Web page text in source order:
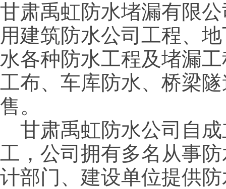
甘肃禹虹防水堵漏有限
用建筑防水公司工程、
水各种防水工程及堵漏
工布、车库防水、桥梁
售。
甘肃禹虹防水公司自成
工，公司拥有多名从事
计部门、建设单位提供